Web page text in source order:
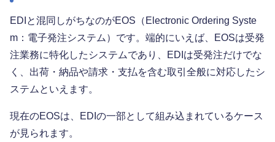
EDIと混同しがちなのがEOS（Electronic Ordering Syste
m：電子発注システム）です。端的にいえば、EOSは受発
注業務に特化したシステムであり、EDIは受発注だけでな
く、出荷・納品や請求・支払を含む取引全般に対応したシ
ステムといえます。
現在のEOSは、EDIの一部として組み込まれているケース
が見られます。